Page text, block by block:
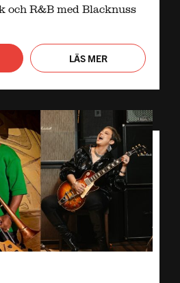
och R&B med Blacknuss
LÄS MER